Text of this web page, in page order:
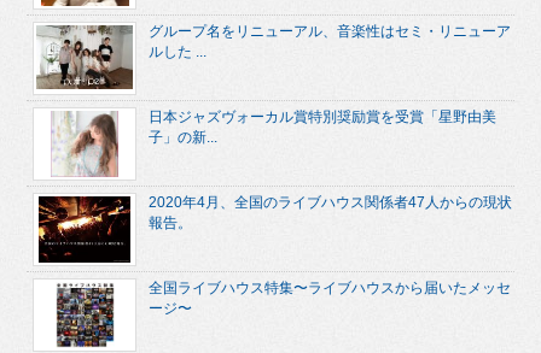
グループ名をリニューアル、音楽性はセミ・リニューア
ルした ...
日本ジャズヴォーカル賞特別奨励賞を受賞「星野由美
子」の新...
2020年4月、全国のライブハウス関係者47人からの現状
報告。
全国ライブハウス特集〜ライブハウスから届いたメッセ
ージ〜